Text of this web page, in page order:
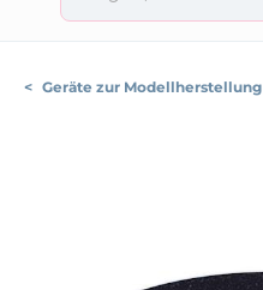
< Geräte zur Modellherstellung